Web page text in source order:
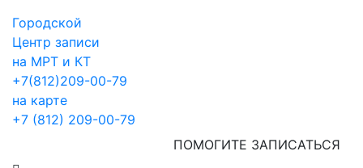
Городской
Центр записи
на МРТ и КТ
+7(812)209-00-79
на карте
+7 (812) 209-00-79
ПОМОГИТЕ ЗАПИСАТЬСЯ